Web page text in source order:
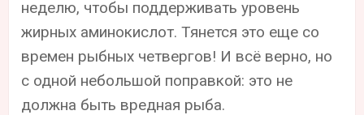
неделю, чтобы поддерживать уровень
жирных аминокислот. Тянется это еще со
времен рыбных четвергов! И всё верно, но
с одной небольшой поправкой: это не
должна быть вредная рыба.